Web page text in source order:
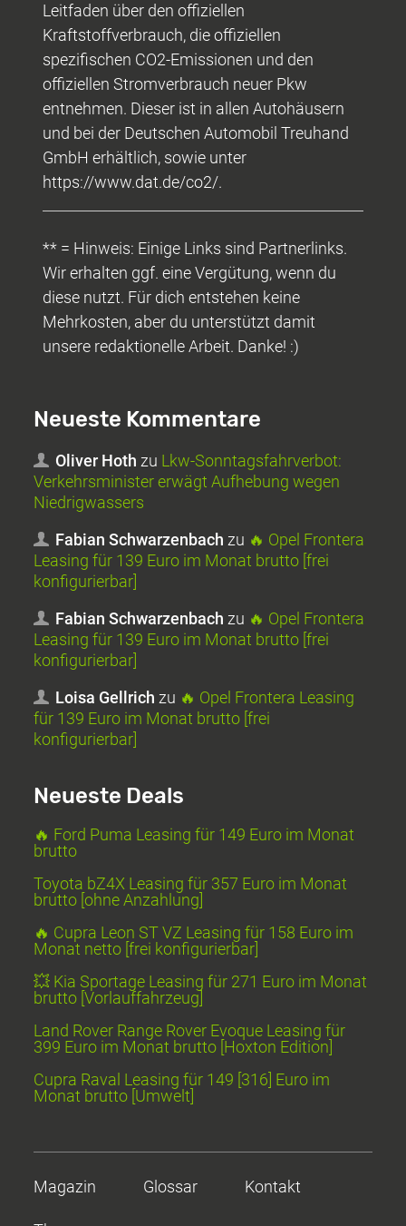
Leitfaden über den offiziellen
Kraftstoffverbrauch, die offiziellen
spezifischen CO2-Emissionen und den
offiziellen Stromverbrauch neuer Pkw
entnehmen. Dieser ist in allen Autohäusern
und bei der Deutschen Automobil Treuhand
GmbH erhältlich, sowie unter
https://www.dat.de/co2/.
** = Hinweis: Einige Links sind Partnerlinks.
Wir erhalten ggf. eine Vergütung, wenn du
diese nutzt. Für dich entstehen keine
Mehrkosten, aber du unterstützt damit
unsere redaktionelle Arbeit. Danke! :)
Neueste Kommentare
Oliver Hoth zu Lkw-Sonntagsfahrverbot:
Verkehrsminister erwägt Aufhebung wegen
Niedrigwassers
Fabian Schwarzenbach zu 🔥 Opel Frontera
Leasing für 139 Euro im Monat brutto [frei
konfigurierbar]
Fabian Schwarzenbach zu 🔥 Opel Frontera
Leasing für 139 Euro im Monat brutto [frei
konfigurierbar]
Loisa Gellrich zu 🔥 Opel Frontera Leasing
für 139 Euro im Monat brutto [frei
konfigurierbar]
Neueste Deals
🔥 Ford Puma Leasing für 149 Euro im Monat
brutto
Toyota bZ4X Leasing für 357 Euro im Monat
brutto [ohne Anzahlung]
🔥 Cupra Leon ST VZ Leasing für 158 Euro im
Monat netto [frei konfigurierbar]
💥 Kia Sportage Leasing für 271 Euro im Monat
brutto [Vorlauffahrzeug]
Land Rover Range Rover Evoque Leasing für
399 Euro im Monat brutto [Hoxton Edition]
Cupra Raval Leasing für 149 [316] Euro im
Monat brutto [Umwelt]
Magazin Glossar Kontakt